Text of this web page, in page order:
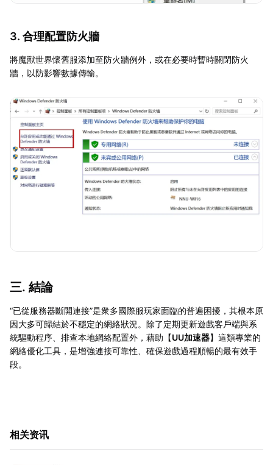
3. 合理配置防火牆
將魔獸世界懷舊服添加至防火牆例外，或在必要時暫時關閉防火
牆，以防影響數據傳輸。
三. 結論
“已從服務器斷開連接”是衆多國際服玩家面臨的普遍困擾，其根本原
因大多可歸結於不穩定的網絡狀況。除了定期更新遊戲客戶端與系
統驅動程序、排查本地網絡配置外，藉助【UU加速器】這類專業的
網絡優化工具，是增強連接可靠性、確保遊戲過程順暢的最有效手
段。
相关资讯